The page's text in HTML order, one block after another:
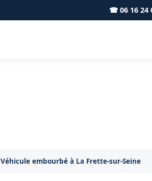
☎ 06 16 24
Véhicule embourbé à La Frette-sur-Seine